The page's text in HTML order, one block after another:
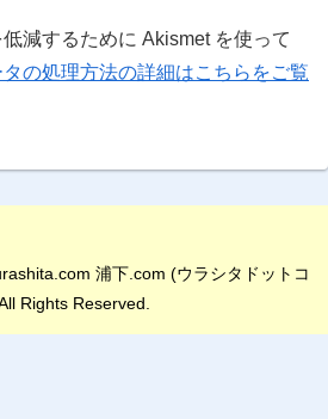
減するために Akismet を使って
の処理方法の詳細はこちらをご覧
浦下.com (ウラシタドットコ
Rights Reserved.